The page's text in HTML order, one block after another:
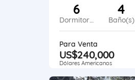
6
Dormitorios
4
Baño(s)
Para Venta
US$240,000
Dólares Americanos